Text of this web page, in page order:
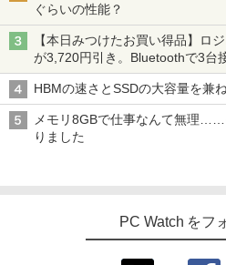
ぐらいの性能？
【本日みつけたお買い得品】ロ
が3,720円引き。Bluetoothで3台
HBMの速さとSSDの大容量を兼
メモリ8GBで仕事なんて無理
りました
PC Watch をフ